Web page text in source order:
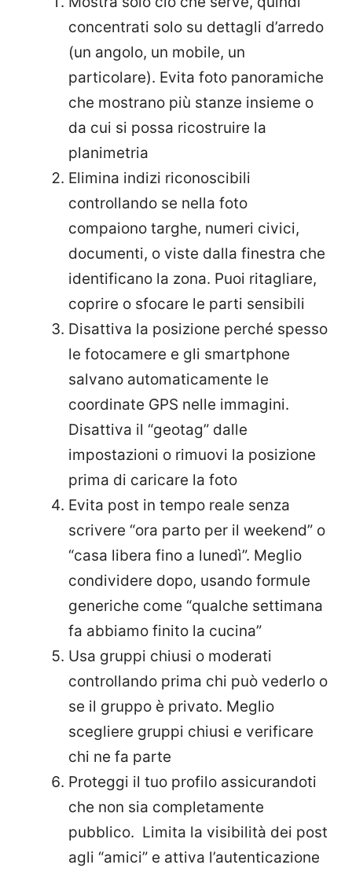
concentrati solo su dettagli d’arredo
(un angolo, un mobile, un
particolare). Evita foto panoramiche
che mostrano più stanze insieme o
da cui si possa ricostruire la
planimetria
Elimina indizi riconoscibili
controllando se nella foto
compaiono targhe, numeri civici,
documenti, o viste dalla finestra che
identificano la zona. Puoi ritagliare,
coprire o sfocare le parti sensibili
Disattiva la posizione perché spesso
le fotocamere e gli smartphone
salvano automaticamente le
coordinate GPS nelle immagini.
Disattiva il “geotag” dalle
impostazioni o rimuovi la posizione
prima di caricare la foto
Evita post in tempo reale senza
scrivere “ora parto per il weekend” o
“casa libera fino a lunedì”. Meglio
condividere dopo, usando formule
generiche come “qualche settimana
fa abbiamo finito la cucina”
Usa gruppi chiusi o moderati
controllando prima chi può vederlo o
se il gruppo è privato. Meglio
scegliere gruppi chiusi e verificare
chi ne fa parte
Proteggi il tuo profilo assicurandoti
che non sia completamente
pubblico. Limita la visibilità dei post
agli “amici” e attiva l’autenticazione